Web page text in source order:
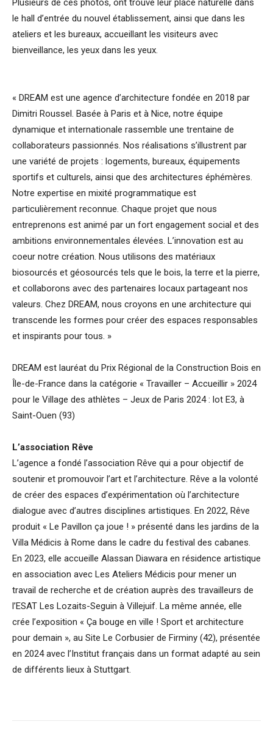
Plusieurs de ces photos, ont trouvé leur place naturelle dans
le hall d’entrée du nouvel établissement, ainsi que dans les
ateliers et les bureaux, accueillant les visiteurs avec
bienveillance, les yeux dans les yeux.
« DREAM est une agence d’architecture fondée en 2018 par
Dimitri Roussel. Basée à Paris et à Nice, notre équipe
dynamique et internationale rassemble une trentaine de
collaborateurs passionnés. Nos réalisations s’illustrent par
une variété de projets : logements, bureaux, équipements
sportifs et culturels, ainsi que des architectures éphémères.
Notre expertise en mixité programmatique est
particulièrement reconnue. Chaque projet que nous
entreprenons est animé par un fort engagement social et des
ambitions environnementales élevées. L’innovation est au
coeur notre création. Nous utilisons des matériaux
biosourcés et géosourcés tels que le bois, la terre et la pierre,
et collaborons avec des partenaires locaux partageant nos
valeurs. Chez DREAM, nous croyons en une architecture qui
transcende les formes pour créer des espaces responsables
et inspirants pour tous. »
DREAM est lauréat du Prix Régional de la Construction Bois en
Île-de-France dans la catégorie « Travailler – Accueillir » 2024
pour le Village des athlètes – Jeux de Paris 2024 : lot E3, à
Saint-Ouen (93)
L’association Rêve
L’agence a fondé l’association Rêve qui a pour objectif de
soutenir et promouvoir l’art et l’architecture. Rêve a la volonté
de créer des espaces d’expérimentation où l’architecture
dialogue avec d’autres disciplines artistiques. En 2022, Rêve
produit « Le Pavillon ça joue ! » présenté dans les jardins de la
Villa Médicis à Rome dans le cadre du festival des cabanes.
En 2023, elle accueille Alassan Diawara en résidence artistique
en association avec Les Ateliers Médicis pour mener un
travail de recherche et de création auprès des travailleurs de
l’ESAT Les Lozaits-Seguin à Villejuif. La même année, elle
crée l’exposition « Ça bouge en ville ! Sport et architecture
pour demain », au Site Le Corbusier de Firminy (42), présentée
en 2024 avec l’Institut français dans un format adapté au sein
de différents lieux à Stuttgart.